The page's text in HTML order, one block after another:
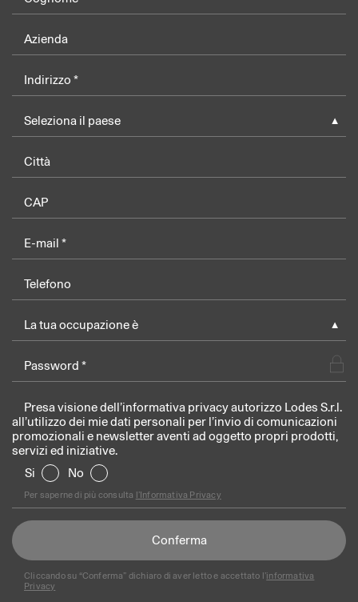
Seleziona il paese ►
La tua occupazione è ►
Presa visione dell’informativa privacy autorizzo Lodes S.r.l.
all’utilizzo dei mie dati personali per l’invio di comunicazioni
promozionali e newsletter aventi ad oggetto propri prodotti,
servizi ed iniziative.
Si
No
Per saperne di più consulta l’Informativa Privacy
Cliccando su “Conferma” dichiaro di aver letto e accettato l’informativa
Privacy